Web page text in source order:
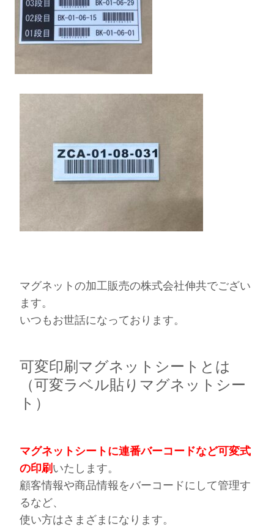
マグネットの加工販売の株式会社伸共でござい
ます。
いつもお世話になっております。
可変印刷マグネットシートとは
（可変ラベル貼りマグネットシー
ト）
マグネットシートに連番バーコードなど可変式
の印刷 いたします。
顧客情報や商品情報をバーコードにして管理す
るなど、
使い方はさまざまになります。